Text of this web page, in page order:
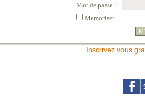
Mot de passe :
Memoriser
Inscrivez vous